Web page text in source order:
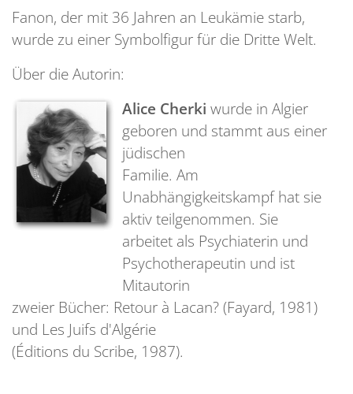
Fanon, der mit 36 Jahren an Leukämie starb,
wurde zu einer Symbolfigur für die Dritte Welt.
Über die Autorin:
Alice Cherki wurde in Algier
geboren und stammt aus einer
jüdischen
Familie. Am
Unabhängigkeitskampf hat sie
aktiv teilgenommen. Sie
arbeitet als Psychiaterin und
Psychotherapeutin und ist
Mitautorin
zweier Bücher: Retour à Lacan? (Fayard, 1981)
und Les Juifs d'Algérie
(Éditions du Scribe, 1987).